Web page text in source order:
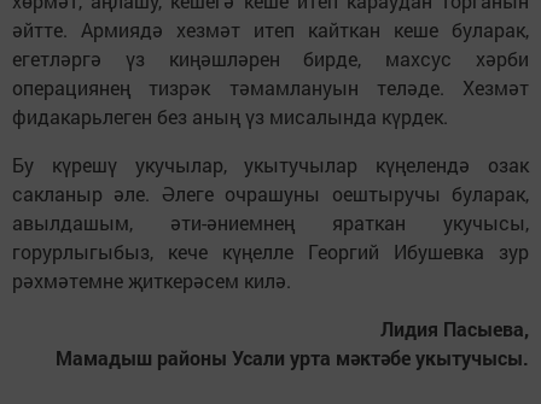
әйтте. Армиядә хезмәт итеп кайткан кеше буларак,
егетләргә үз киңәшләрен бирде, махсус хәрби
операциянең тизрәк тәмамлануын теләде. Хезмәт
фидакарьлеген без аның үз мисалында күрдек.
Бу күрешү укучылар, укытучылар күңелендә озак
сакланыр әле. Әлеге очрашуны оештыручы буларак,
авылдашым, әти-әниемнең яраткан укучысы,
горурлыгыбыз, кече күңелле Георгий Ибушевка зур
рәхмәтемне җиткерәсем килә.
Лидия Пасыева,
Мамадыш районы Усали урта мәктәбе укытучысы.